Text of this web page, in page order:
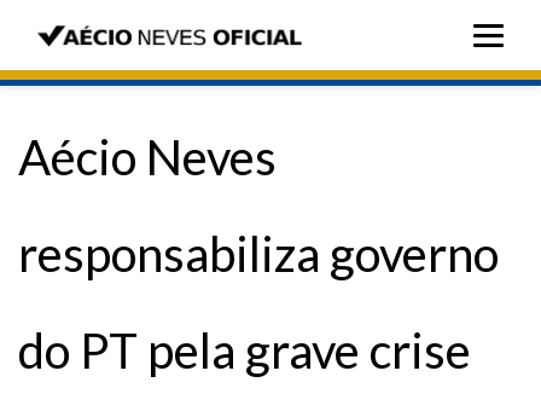
Aécio Neves
responsabiliza governo
do PT pela grave crise